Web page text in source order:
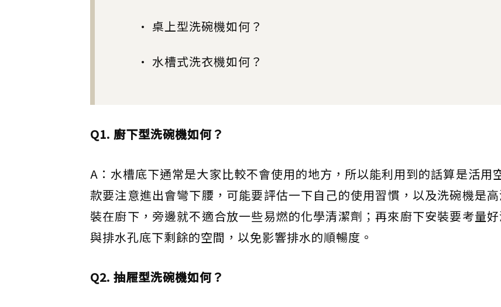
• 桌上型洗碗機如何？
• 水槽式洗衣機如何？
Q1. 廚下型洗碗機如何？
A：水槽底下通常是大家比較不會使用的地方，所以能利用到的話算是活用
款要注意進出會彎下腰，可能要評估一下自己的使用習慣，以及洗碗機是
裝在廚下，旁邊就不適合放一些易燃的化學清潔劑；再來廚下安裝要考量好
與排水孔底下剩餘的空間，以免影響排水的順暢度。
Q2. 抽屜型洗碗機如何？